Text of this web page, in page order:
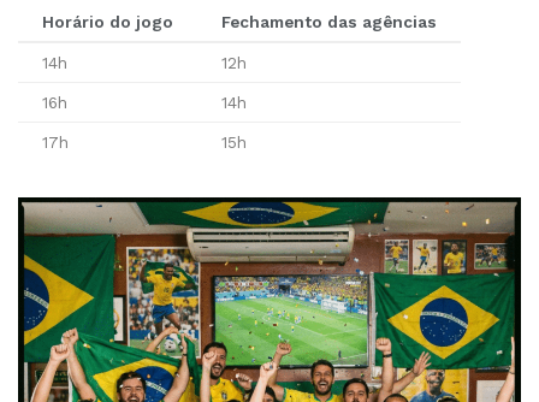
Horário do jogo Fechamento das agências
14h 12h
16h 14h
17h 15h